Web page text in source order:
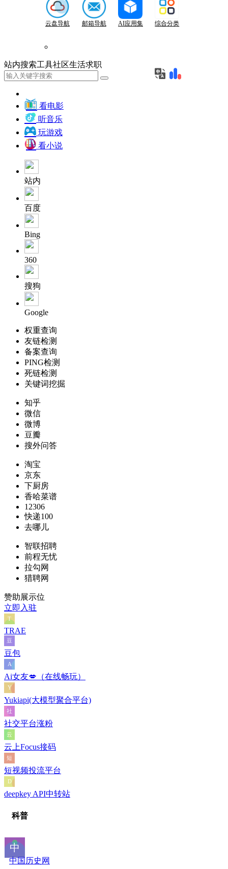
云盘导航 邮箱导航 AI应用集 综合分类
站内搜索工具社区生活求职
看电影
听音乐
玩游戏
看小说
站内
百度
Bing
360
搜狗
Google
权重查询
友链检测
备案查询
PING检测
死链检测
关键词挖掘
知乎
微信
微博
豆瓣
搜外问答
淘宝
京东
下厨房
香哈菜谱
12306
快递100
去哪儿
智联招聘
前程无忧
拉勾网
猎聘网
赞助展示位
立即入驻
TRAE
豆包
Ai女友💋（在线畅玩）
Yukiapi(大模型聚合平台)
社交平台涨粉
云上Focus接码
短视频投流平台
deepkey API中转站
科普
中国历史网